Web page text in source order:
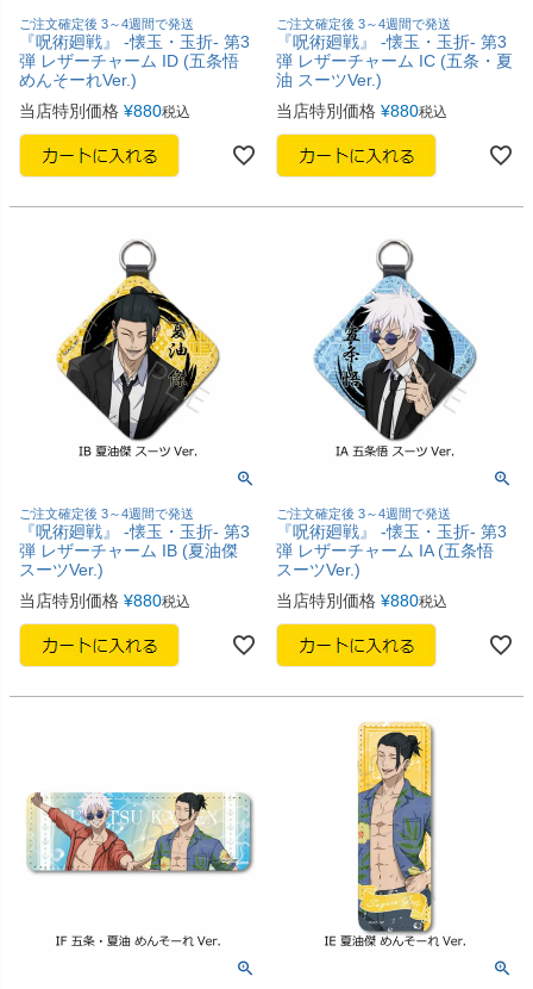
ご注文確定後 3～4週間で発送
『呪術廻戦』 -懐玉・玉折- 第3
弾 レザーチャーム ID (五条悟
めんそーれVer.)
当店特別価格 ¥880税込
ご注文確定後 3～4週間で発送
『呪術廻戦』 -懐玉・玉折- 第3
弾 レザーチャーム IC (五条・夏
油 スーツVer.)
当店特別価格 ¥880税込
ご注文確定後 3～4週間で発送
『呪術廻戦』 -懐玉・玉折- 第3
弾 レザーチャーム IB (夏油傑
スーツVer.)
当店特別価格 ¥880税込
ご注文確定後 3～4週間で発送
『呪術廻戦』 -懐玉・玉折- 第3
弾 レザーチャーム IA (五条悟
スーツVer.)
当店特別価格 ¥880税込